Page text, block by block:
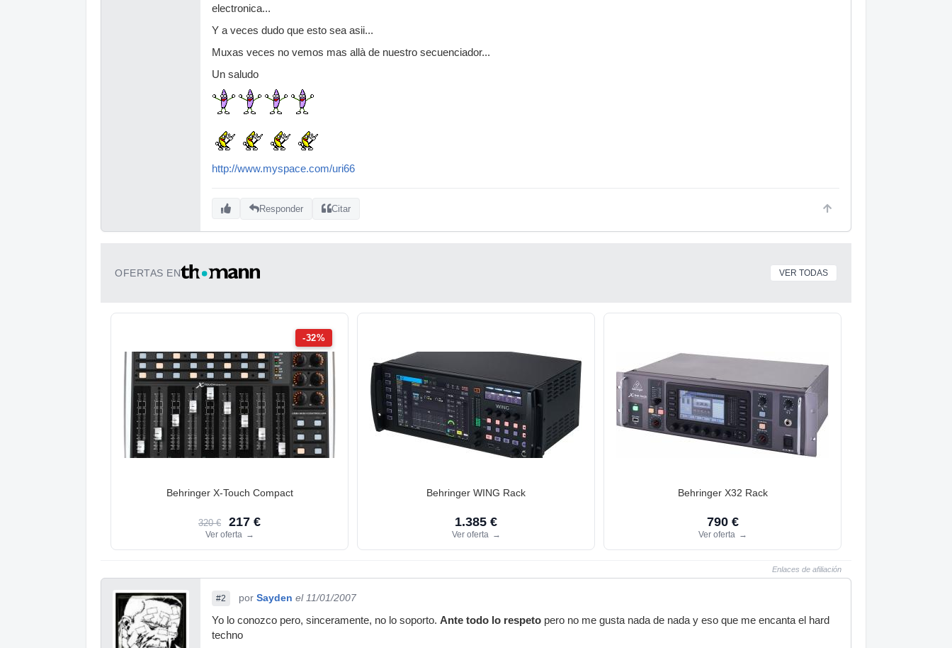
electronica...
Y a veces dudo que esto sea asii...
Muxas veces no vemos mas allà de nuestro secuenciador...
Un saludo
http://www.myspace.com/uri66
Responder Citar
OFERTAS EN VER TODAS
-32%
Behringer X-Touch Compact
320 € 217 €
Ver oferta →
Behringer WING Rack
1.385 €
Ver oferta →
Behringer X32 Rack
790 €
Ver oferta →
Enlaces de afiliación
#2 por Sayden el 11/01/2007
Yo lo conozco pero, sinceramente, no lo soporto. Ante todo lo respeto pero no me gusta nada de nada y eso que me encanta el hard
techno